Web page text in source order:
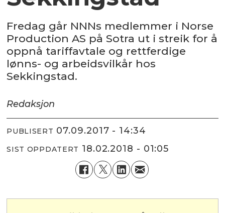
Fredag går NNNs medlemmer i Norse
Production AS på Sotra ut i streik for å
oppnå tariffavtale og rettferdige
lønns- og arbeidsvilkår hos
Sekkingstad.
Redaksjon
PUBLISERT 07.09.2017 - 14:34
SIST OPPDATERT 18.02.2018 - 01:05